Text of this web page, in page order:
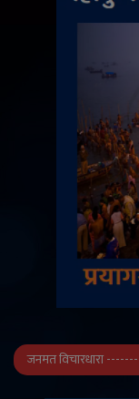
जनमत विचारधारा